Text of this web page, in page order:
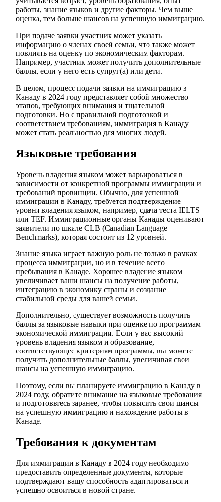
работы, знание языков и другие факторы. Чем выше
оценка, тем больше шансов на успешную иммиграцию.
При подаче заявки участник может указать
информацию о членах своей семьи, что также может
повлиять на оценку по экономическим факторам.
Например, участник может получить дополнительные
баллы, если у него есть супруг(а) или дети.
В целом, процесс подачи заявки на иммиграцию в
Канаду в 2024 году представляет собой множество
этапов, требующих внимания и тщательной
подготовки. Но с правильной подготовкой и
соответствием требованиям, иммиграция в Канаду
может стать реальностью для многих людей.
Языковые требования
Уровень владения языком может варьироваться в
зависимости от конкретной программы иммиграции и
требований провинции. Обычно, для успешной
иммиграции в Канаду, требуется подтверждение
уровня владения языком, например, сдача теста IELTS
или TEF. Иммиграционные органы Канады оценивают
заявители по шкале CLB (Canadian Language
Benchmarks), которая состоит из 12 уровней.
Знание языка играет важную роль не только в рамках
процесса иммиграции, но и в течение всего
пребывания в Канаде. Хорошее владение языком
увеличивает ваши шансы на получение работы,
интеграцию в экономику страны и создание
стабильной среды для вашей семьи.
Дополнительно, существует возможность получить
баллы за языковые навыки при оценке по программам
экономической иммиграции. Если у вас высокий
уровень владения языком и образование,
соответствующее критериям программы, вы можете
получить дополнительные баллы, увеличивая свои
шансы на успешную иммиграцию.
Поэтому, если вы планируете иммиграцию в Канаду в
2024 году, обратите внимание на языковые требования
и подготовьтесь заранее, чтобы повысить свои шансы
на успешную иммиграцию и нахождение работы в
Канаде.
Требования к документам
Для иммиграции в Канаду в 2024 году необходимо
предоставить определенные документы, которые
подтверждают вашу способность адаптироваться и
успешно освоиться в новой стране.